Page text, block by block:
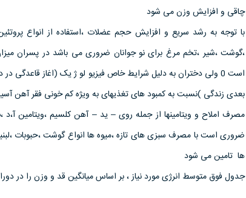
چاقی و افزایش وزن می شود
با توجه به رشد سریع و افزایش حجم عضلات ،استفاده از انواع
،گوشت ،شیر ،تخم مرغ برای نو جوانان ضروری می باشد در پسران
است 0 ولی دختران به دلیل شرایط خاص فیزیو لو ژ یک (اغاز
بعدی زندگی )نسبت به کمبود های تغذیهای به ویژه کم خونی فقر آهن
مصرف املاح و ویتامینها از جمله روی – ید – آهن کلسیم ،ویتامین
ضروری است با مصرف سبزی های تازه ،میوه ها انواع گوشت ،حبوبات
ها تامین می شود
جدول فوق متوسط انرژی مورد نیاز ، بر اساس میانگین قد و وزن را در